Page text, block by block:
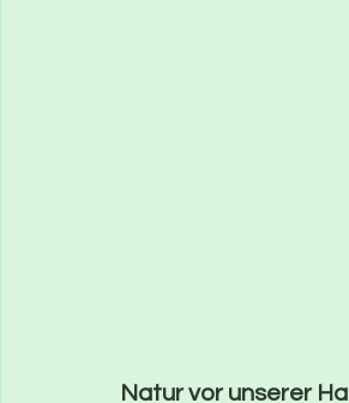
Natur vor unserer